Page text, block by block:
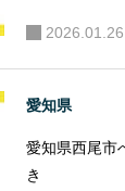
2026.01.26
愛知県
愛知県西尾市
き